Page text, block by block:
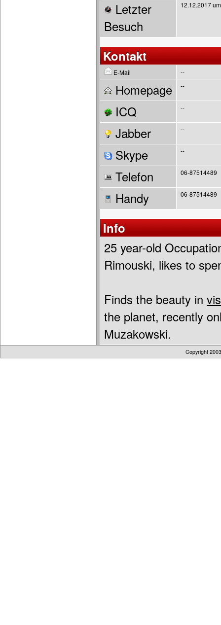
Letzter
Besuch
12.12.2017
Kontakt
E-Mail --
Homepage --
ICQ --
Jabber --
Skype --
Telefon 06-87514489
Handy 06-87514489
Info
25 year-old
Rimouski, likes to
Finds the beauty in
the planet, recently
Muzakowski.
Copyright